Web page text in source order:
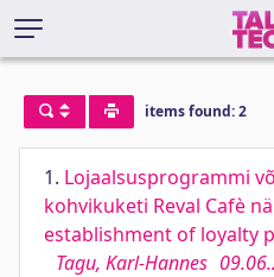
items found: 2
1. Lojaalsusprogrammi
kohvikuketi Reval Cafè
establishment of loyalty
Tagu, Karl-Hannes